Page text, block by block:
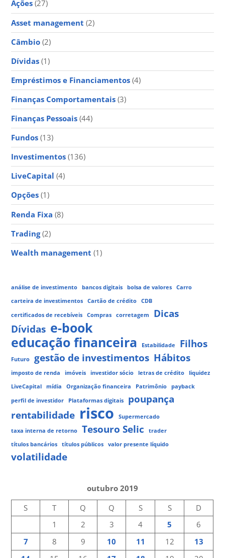
Ações (27)
Asset management (2)
Câmbio (2)
Dívidas (1)
Empréstimos e Financiamentos (4)
Finanças Comportamentais (3)
Finanças Pessoais (44)
Fundos (13)
Investimentos (136)
LiveCapital (4)
Opções (1)
Renda Fixa (8)
Trading(2)
Wealth management (1)
análise de investimento bancos digitais bolsa de valores
Carro
carteira de investimentos
Cartão de crédito
CDB
certificados de recebíveis
Compras corretagem
Dicas
Dívidas e-book
educação financeira
Estabilidade Filhos
Futuro gestão de investimentos Hábitos
imposto de renda imóveis investidor sócio letras de crédito
liquidez
LiveCapital
mídia Organização financeira Patrimônio
payback
perfil de investidor
Plataformas digitais
poupança
rentabilidade risco
Supermercado
taxa interna de retorno
Tesouro Selic
trader
títulos bancários
títulos públicos valor presente líquido
volatilidade
outubro 2019
S
T Q Q S S
D
1
2 3 4 5
6
7
8 9 10 11 12
13